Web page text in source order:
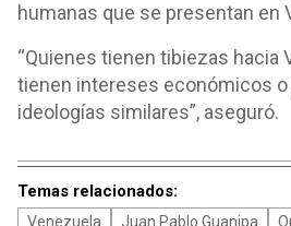
humanas que se presentan en
“Quienes tienen tibiezas hacia
tienen intereses económicos
ideologías similares”, aseguró.
Temas relacionados:
Venezuela Juan Pablo Guanipa